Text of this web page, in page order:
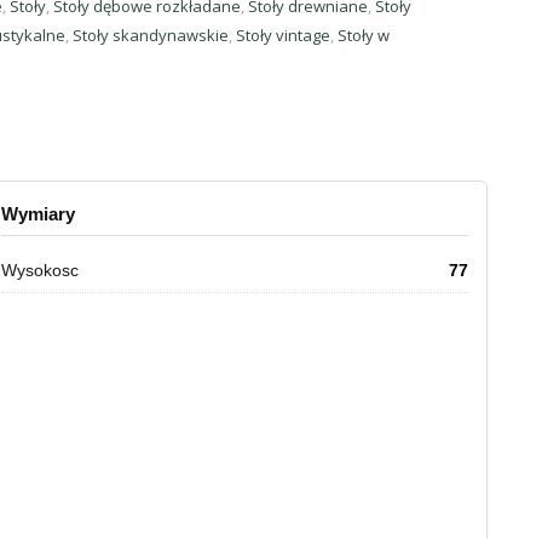
Stoły Stoły dębowe rozkładane Stoły drewniane Stoły
Stoły skandynawskie Stoły vintage Stoły w
Wymiary
Wysokosc 77